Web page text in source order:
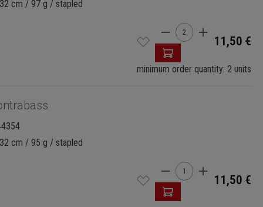
cm / 97 g / stapled
Product
11,50 €
minimum order quantity: 2 units
cm / 95 g / stapled
Product
11,50 €